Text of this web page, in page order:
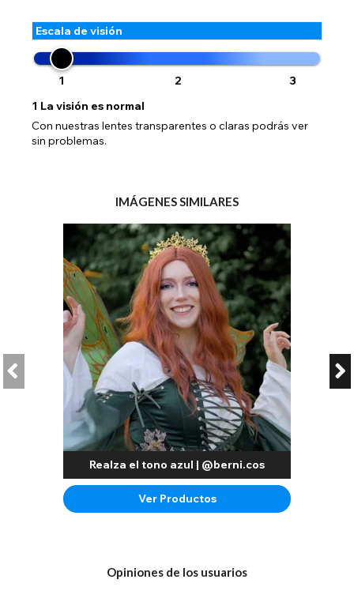
Escala de visión
1 2
3
1 La visión es normal
Con nuestras lentes transparentes o claras podrás ver
sin problemas.
IMÁGENES SIMILARES
Realza el tono azul | @berni.cos
Ver Productos
Opiniones de los usuarios